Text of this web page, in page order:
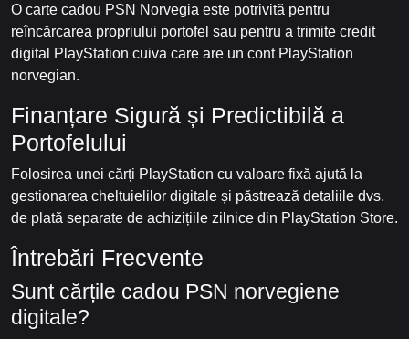
O carte cadou PSN Norvegia este potrivită pentru
reîncărcarea propriului portofel sau pentru a trimite credit
digital PlayStation cuiva care are un cont PlayStation
norvegian.
Finanțare Sigură și Predictibilă a
Portofelului
Folosirea unei cărți PlayStation cu valoare fixă ajută la
gestionarea cheltuielilor digitale și păstrează detaliile dvs.
de plată separate de achizițiile zilnice din PlayStation Store.
Întrebări Frecvente
Sunt cărțile cadou PSN norvegiene
digitale?